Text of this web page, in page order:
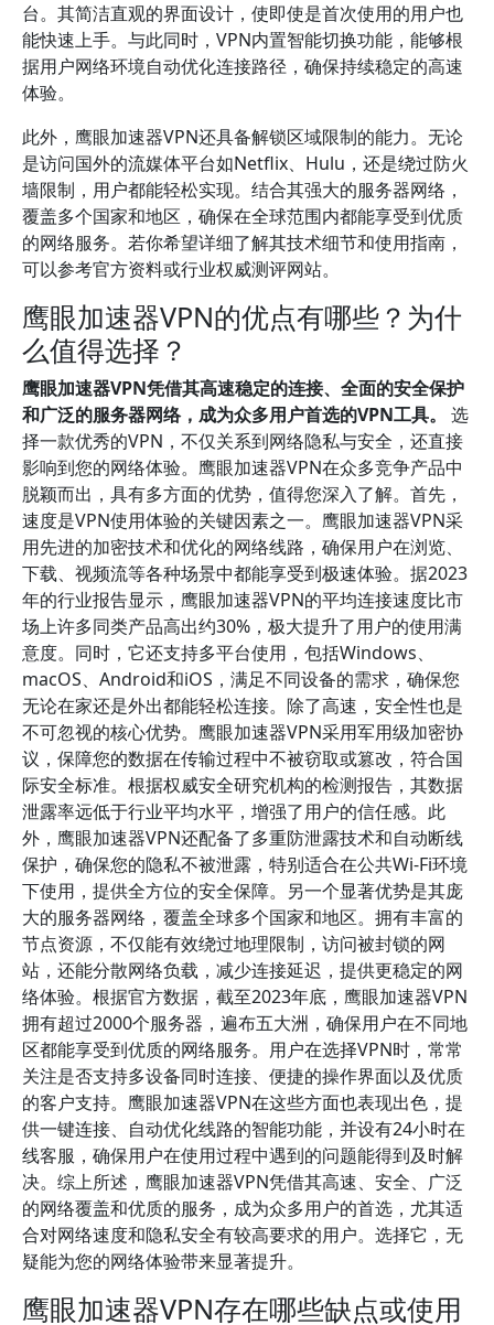
台。其简洁直观的界面设计，使即使是首次使用的用户也
能快速上手。与此同时，VPN内置智能切换功能，能够根
据用户网络环境自动优化连接路径，确保持续稳定的高速
体验。
此外，鹰眼加速器VPN还具备解锁区域限制的能力。无论
是访问国外的流媒体平台如Netflix、Hulu，还是绕过防火
墙限制，用户都能轻松实现。结合其强大的服务器网络，
覆盖多个国家和地区，确保在全球范围内都能享受到优质
的网络服务。若你希望详细了解其技术细节和使用指南，
可以参考官方资料或行业权威测评网站。
鹰眼加速器VPN的优点有哪些？为什
么值得选择？
鹰眼加速器VPN凭借其高速稳定的连接、全面的安全保护
和广泛的服务器网络，成为众多用户首选的VPN工具。
选
择一款优秀的VPN，不仅关系到网络隐私与安全，还直接
影响到您的网络体验。鹰眼加速器VPN在众多竞争产品中
脱颖而出，具有多方面的优势，值得您深入了解。首先，
速度是VPN使用体验的关键因素之一。鹰眼加速器VPN采
用先进的加密技术和优化的网络线路，确保用户在浏览、
下载、视频流等各种场景中都能享受到极速体验。据2023
年的行业报告显示，鹰眼加速器VPN的平均连接速度比市
场上许多同类产品高出约30%，极大提升了用户的使用满
意度。同时，它还支持多平台使用，包括Windows、
macOS、Android和iOS，满足不同设备的需求，确保您
无论在家还是外出都能轻松连接。除了高速，安全性也是
不可忽视的核心优势。鹰眼加速器VPN采用军用级加密协
议，保障您的数据在传输过程中不被窃取或篡改，符合国
际安全标准。根据权威安全研究机构的检测报告，其数据
泄露率远低于行业平均水平，增强了用户的信任感。此
外，鹰眼加速器VPN还配备了多重防泄露技术和自动断线
保护，确保您的隐私不被泄露，特别适合在公共Wi-Fi环境
下使用，提供全方位的安全保障。另一个显著优势是其庞
大的服务器网络，覆盖全球多个国家和地区。拥有丰富的
节点资源，不仅能有效绕过地理限制，访问被封锁的网
站，还能分散网络负载，减少连接延迟，提供更稳定的网
络体验。根据官方数据，截至2023年底，鹰眼加速器VPN
拥有超过2000个服务器，遍布五大洲，确保用户在不同地
区都能享受到优质的网络服务。用户在选择VPN时，常常
关注是否支持多设备同时连接、便捷的操作界面以及优质
的客户支持。鹰眼加速器VPN在这些方面也表现出色，提
供一键连接、自动优化线路的智能功能，并设有24小时在
线客服，确保用户在使用过程中遇到的问题能得到及时解
决。综上所述，鹰眼加速器VPN凭借其高速、安全、广泛
的网络覆盖和优质的服务，成为众多用户的首选，尤其适
合对网络速度和隐私安全有较高要求的用户。选择它，无
疑能为您的网络体验带来显著提升。
鹰眼加速器VPN存在哪些缺点或使用